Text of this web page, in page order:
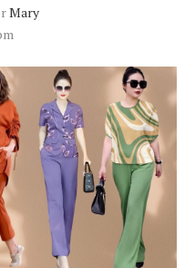
Mary